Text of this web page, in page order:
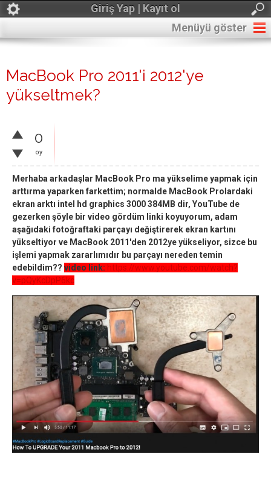
Giriş Yap | Kayıt ol
Menüyü göster
MacBook Pro 2011'i 2012'ye
yükseltmek?
0
oy
Merhaba arkadaşlar MacBook Pro ma yükselime yapmak için
arttırma yaparken farkettim; normalde MacBook Prolardaki
ekran arktı intel hd graphics 3000 384MB dir, YouTube de
gezerken şöyle bir video gördüm linki koyuyorum, adam
aşağıdaki fotoğraftaki parçayı değiştirerek ekran kartını
yükseltiyor ve MacBook 2011'den 2012ye yükseliyor, sizce bu
işlemi yapmak zararlımıdır bu parçayı nereden temin
edebildim?? video link: https://www.youtube.com/watch?
v=pQyKcDpP6kc